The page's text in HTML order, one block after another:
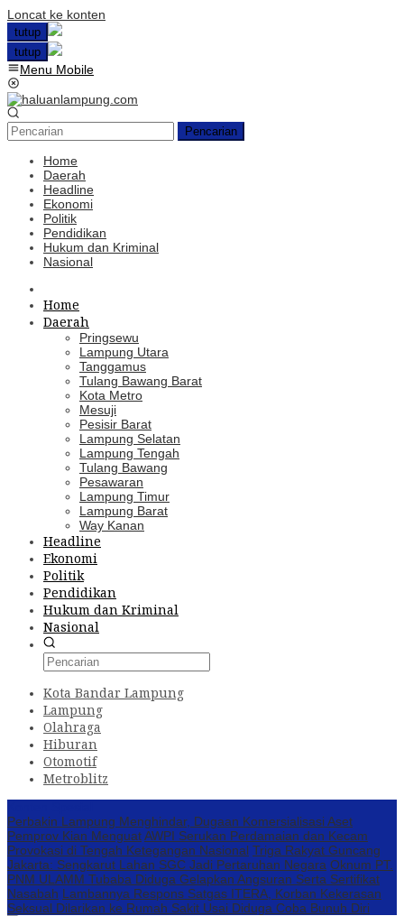
Loncat ke konten
tutup
tutup
Menu Mobile
Pencarian
Home
Daerah
Headline
Ekonomi
Politik
Pendidikan
Hukum dan Kriminal
Nasional
Home
Daerah
Pringsewu
Lampung Utara
Tanggamus
Tulang Bawang Barat
Kota Metro
Mesuji
Pesisir Barat
Lampung Selatan
Lampung Tengah
Tulang Bawang
Pesawaran
Lampung Timur
Lampung Barat
Way Kanan
Headline
Ekonomi
Politik
Pendidikan
Hukum dan Kriminal
Nasional
Kota Bandar Lampung
Lampung
Olahraga
Hiburan
Otomotif
Metroblitz
Perbakin Lampung Menghindar, Dugaan Komersialisasi Aset
Pemprov Kian MenguatAWPI Serukan Perdamaian dan Kecam
Provokasi di Tengah Ketegangan Nasional Triga Rakyat Guncang
Jakarta: Sengkarut Lahan SGC Jadi Pertaruhan Negara Oknum PT.
PNM ULAMM Tubaba Diduga Gelapkan Angsuran Serta Sertifikat
Nasabah Lambannya Respons Satgas ITERA, Korban Kekerasan
Seksual Dilarikan ke Rumah Sakit Usai Diduga Coba Bunuh Diri